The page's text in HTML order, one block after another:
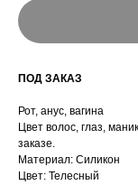
ПОД ЗАКАЗ
Рот, анус, вагина
Цвет волос, глаз,
заказе.
Материал: Силикон
Цвет: Телесный